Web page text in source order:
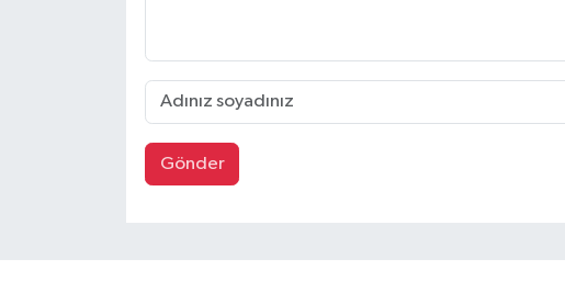
Gönder